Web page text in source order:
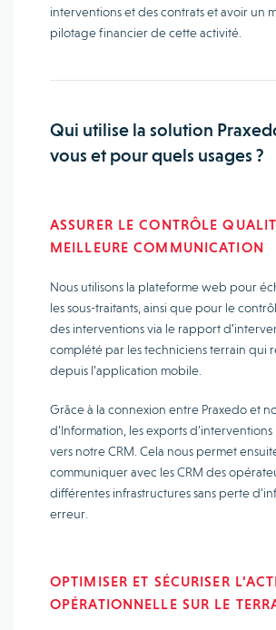
interventions et des contrats et avoir un
pilotage financier de cette activité.
Qui utilise la solution
vous et pour quels usages ?
ASSURER LE CONTRÔLE
MEILLEURE COMMUNICATION
Nous utilisons la plateforme web pour
les sous-traitants, ainsi que pour le
des interventions via le rapport
complété par les techniciens terrain qui
depuis l’application mobile.
Grâce à la connexion entre Praxedo et
d’Information, les exports
vers notre CRM. Cela nous permet
communiquer avec les CRM des
différentes infrastructures sans perte
erreur.
OPTIMISER ET SÉCURISER
OPÉRATIONNELLE SUR LE